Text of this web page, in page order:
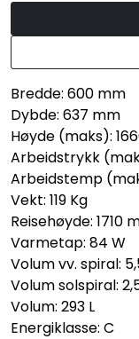
Bredde: 600 mm
Dybde: 637 mm
Høyde (maks):
Arbeidstrykk
Arbeidstemp
Vekt: 119 Kg
Reisehøyde: 1710
Varmetap: 84 W
Volum vv. spiral:
Volum solspiral:
Volum: 293 L
Energiklasse: C